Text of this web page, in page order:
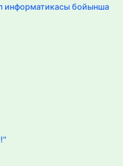
информатикасы бойынша